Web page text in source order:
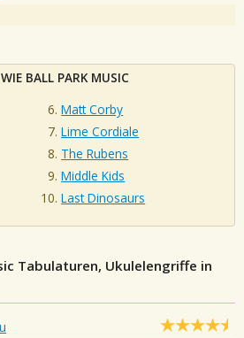
BALL PARK MUSIC
Matt Corby
Lime Cordiale
The Rubens
Middle Kids
Last Dinosaurs
Tabulaturen, Ukulelengriffe in